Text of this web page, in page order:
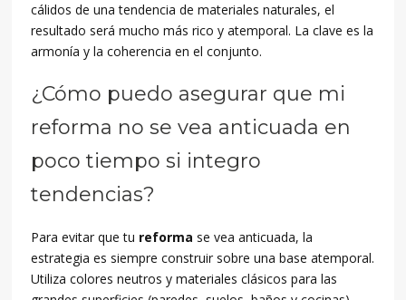
cálidos de una tendencia de materiales naturales, el
resultado será mucho más rico y atemporal. La clave es la
armonía y la coherencia en el conjunto.
¿Cómo puedo asegurar que mi
reforma no se vea anticuada en
poco tiempo si integro
tendencias?
Para evitar que tu reforma se vea anticuada, la
estrategia es siempre construir sobre una base atemporal.
Utiliza colores neutros y materiales clásicos para las